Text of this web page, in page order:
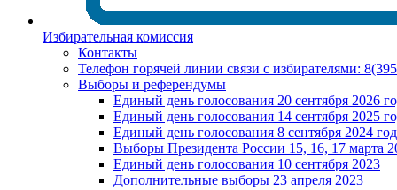
Избирательная комиссия
Контакты
Телефон горячей линии связи с избирателями:
Выборы и референдумы
Единый день голосования 20 сентября 2026
Единый день голосования 14 сентября 2025
Единый день голосования 8 сентября 2024
Выборы Президента России 15, 16, 17 марта
Единый день голосования 10 сентября 2023
Дополнительные выборы 23 апреля 2023